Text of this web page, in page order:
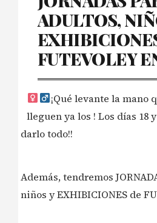
ADULTOS,
FUTEVOLEY
¡Qué levante la mano
lleguen ya los ! Los días 18
darlo todo!!
Además, tendremos
niños y EXHIBICIONES de